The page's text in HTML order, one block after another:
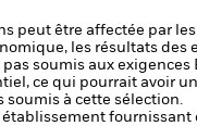
peut être affectée par
les résultats
soumis aux
ce qui pourrait avoir
à cette sélection.